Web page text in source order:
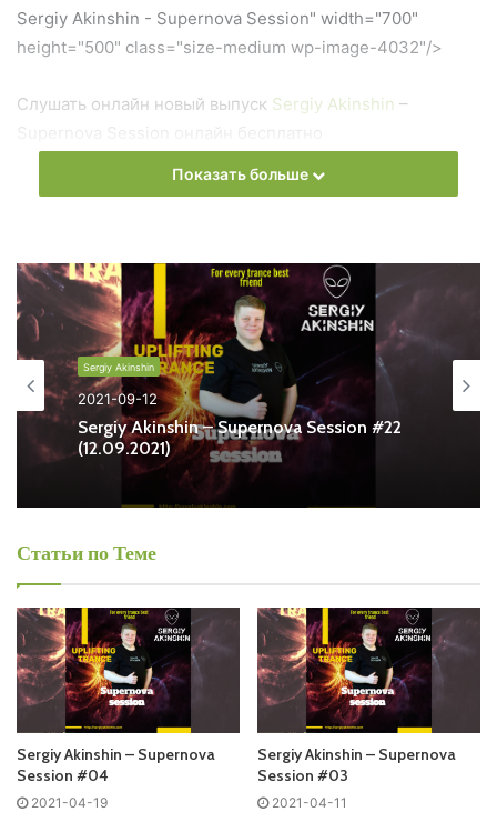
Sergiy Akinshin - Supernova Session" width="700"
height="500" class="size-medium wp-image-4032"/>
Слушать онлайн новый выпуск Sergiy Akinshin –
Supernova Session онлайн бесплатно
На сайте
подборка и альбомы исполнителя Sergiy Akinshin
Also you can find all episodes of radioshowSergiy
Akinshin– Supernova Session Free Listen and Download
MP3
Ближайший эфир:
Слушай и добавляй плейлист VK:
Tracklist:
No playlist
Показать больше
Sergiy Akinshin
2021-09-12
Sergiy Akinshin – Supernova Session #22
(12.09.2021)
Статьи по Теме
Sergiy Akinshin – Supernova
Session #04
2021-04-19
Sergiy Akinshin – Supernova
Session #03
2021-04-11